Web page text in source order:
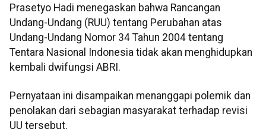
Prasetyo Hadi menegaskan bahwa Rancangan
Undang-Undang (RUU) tentang Perubahan atas
Undang-Undang Nomor 34 Tahun 2004 tentang
Tentara Nasional Indonesia tidak akan menghidupkan
kembali dwifungsi ABRI.
Pernyataan ini disampaikan menanggapi polemik dan
penolakan dari sebagian masyarakat terhadap revisi
UU tersebut.